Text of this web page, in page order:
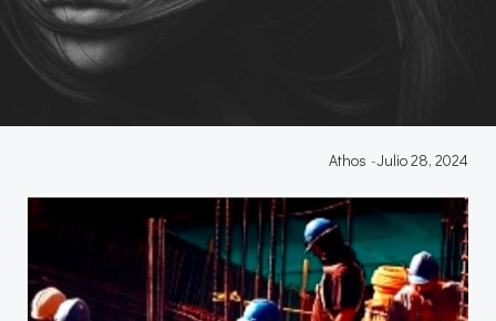
Athos -Julio 28, 2024